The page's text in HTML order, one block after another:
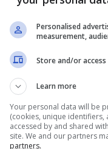
mete
dove
deciso che il
vicinanze,
Personalised
measurement,
Store and/or
Learn more
Your personal data will be
(cookies, unique
accessed by and shared
site. We and our partners
partners.